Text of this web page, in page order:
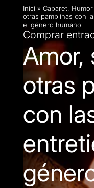
Inici » Cabaret, Humor
otras pamplinas con
el género humano
Comprar
Amor,
otras
con